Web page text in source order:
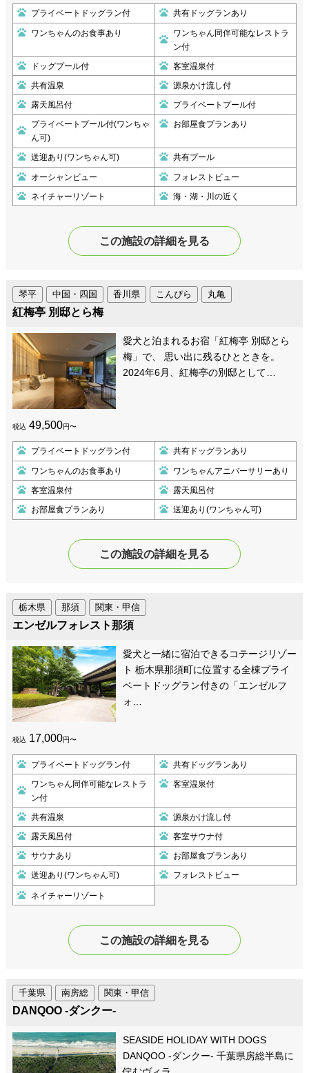
プライベートドッグラン付 共有ドッグランあり
ワンちゃんのお食事あり
ワンちゃん同伴可能なレストラ
ン付
ドッグプール付 客室温泉付
共有温泉 源泉かけ流し付
露天風呂付 プライベートプール付
プライベートプール付(ワンちゃ
ん可)
お部屋食プランあり
送迎あり(ワンちゃん可) 共有プール
オーシャンビュー フォレストビュー
ネイチャーリゾート 海・湖・川の近く
この施設の詳細を見る
こんぴら 丸亀
琴平 中国・四国 香川県
紅梅亭 別邸とら梅
愛犬と泊まれるお宿「紅梅亭 別邸とら
梅」で、 思い出に残るひとときを。
2024年6月、紅梅亭の別邸として…
税込 49,500円〜
プライベートドッグラン付 共有ドッグランあり
ワンちゃんのお食事あり ワンちゃんアニバーサリーあり
客室温泉付 露天風呂付
お部屋食プランあり 送迎あり(ワンちゃん可)
この施設の詳細を見る
那須 関東・甲信
栃木県
エンゼルフォレスト那須
愛犬と一緒に宿泊できるコテージリゾー
ト 栃木県那須町に位置する全棟プライ
ベートドッグラン付きの「エンゼルフ
ォ…
税込 17,000円〜
プライベートドッグラン付 共有ドッグランあり
ワンちゃん同伴可能なレストラ
ン付
客室温泉付
共有温泉 源泉かけ流し付
露天風呂付 客室サウナ付
サウナあり お部屋食プランあり
送迎あり(ワンちゃん可) フォレストビュー
ネイチャーリゾート
この施設の詳細を見る
南房総 関東・甲信
千葉県
DANQOO -ダンクー-
SEASIDE HOLIDAY WITH DOGS
DANQOO -ダンクー- 千葉県房総半島に